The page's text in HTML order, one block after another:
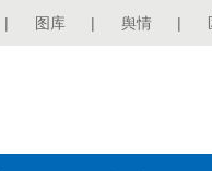
| 图库 | 舆情 |